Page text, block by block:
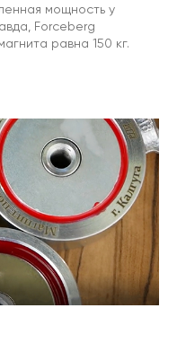
мощность у
Forceberg
равна 150 кг.